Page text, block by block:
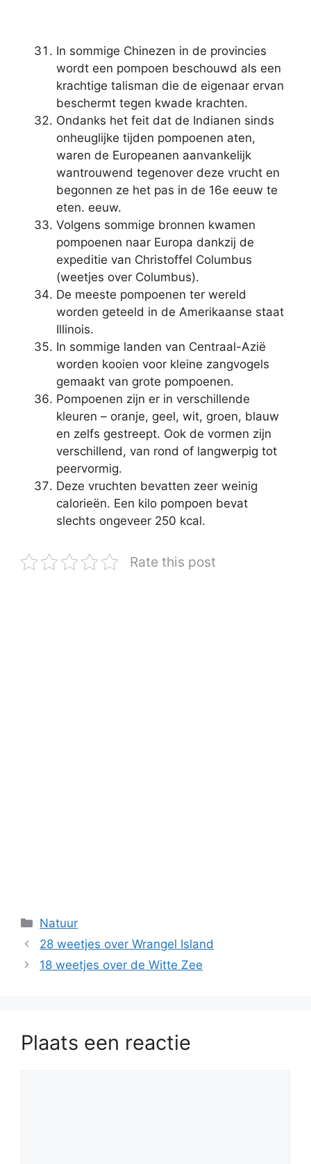
In sommige Chinezen in de provincies
wordt een pompoen beschouwd als een
krachtige talisman die de eigenaar ervan
beschermt tegen kwade krachten.
Ondanks het feit dat de Indianen sinds
onheuglijke tijden pompoenen aten,
waren de Europeanen aanvankelijk
wantrouwend tegenover deze vrucht en
begonnen ze het pas in de 16e eeuw te
eten. eeuw.
Volgens sommige bronnen kwamen
pompoenen naar Europa dankzij de
expeditie van Christoffel Columbus
(weetjes over Columbus).
De meeste pompoenen ter wereld
worden geteeld in de Amerikaanse staat
Illinois.
In sommige landen van Centraal-Azië
worden kooien voor kleine zangvogels
gemaakt van grote pompoenen.
Pompoenen zijn er in verschillende
kleuren – oranje, geel, wit, groen, blauw
en zelfs gestreept. Ook de vormen zijn
verschillend, van rond of langwerpig tot
peervormig.
Deze vruchten bevatten zeer weinig
calorieën. Een kilo pompoen bevat
slechts ongeveer 250 kcal.
Rate this post
Categorieën
Natuur
28 weetjes over Wrangel Island
18 weetjes over de Witte Zee
Plaats een reactie